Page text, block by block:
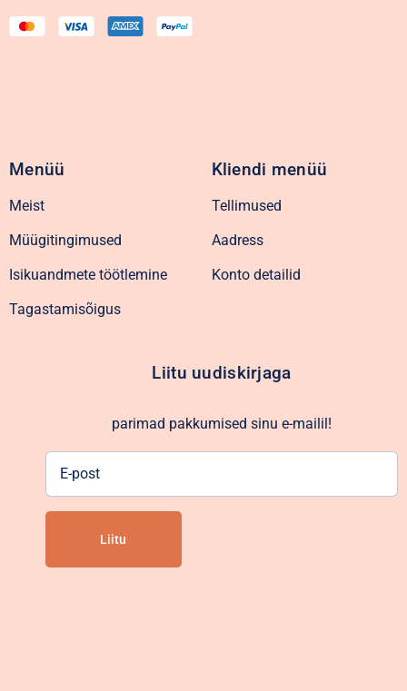
Menüü
Meist
Müügitingimused
Isikuandmete töötlemine
Tagastamisõigus
Kliendi menüü
Tellimused
Aadress
Konto detailid
Liitu uudiskirjaga
parimad pakkumised sinu e-mailil!